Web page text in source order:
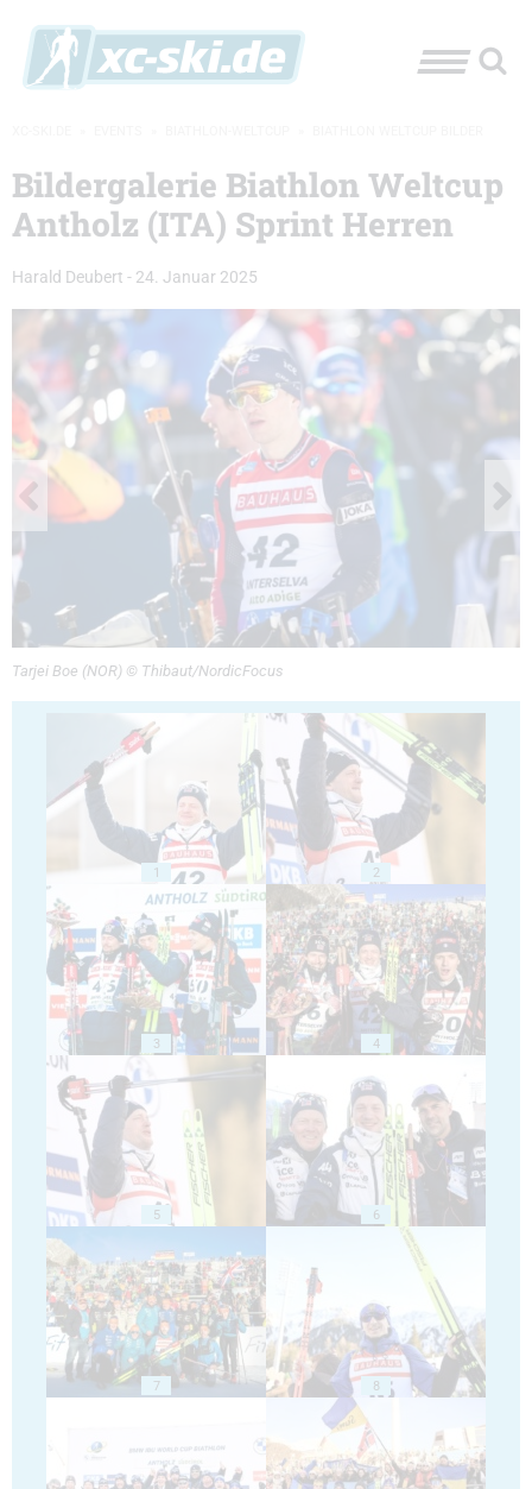
Bildergalerie Biathlon Weltcup
Antholz (ITA) Sprint Herren
Harald Deubert - 24. Januar 2025
Tarjei Boe (NOR) © Thibaut/NordicFocus
1 2
3 4
5 6
7 8